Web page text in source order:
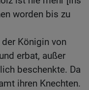
worden bis zu
Königin von
erbat, außer
beschenkte. Da
ihren Knechten.